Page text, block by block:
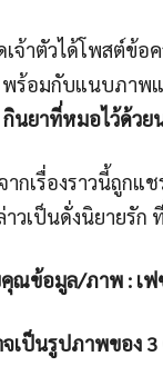
เจ้าตัวได้โพสต์ข้อ
พร้อมกับแนบภาพ
นยาที่หมอไว้ด้วย
ากเรื่องราวนี้ถูกแ
าวเป็นดั่งนิยายรัก
ณข้อมูล/ภาพ : เ